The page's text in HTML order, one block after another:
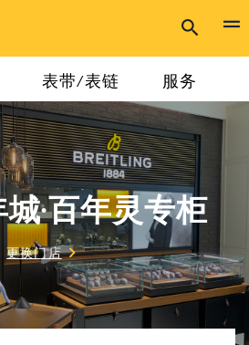
表带/表链 服务
·百年灵专柜
更换门店